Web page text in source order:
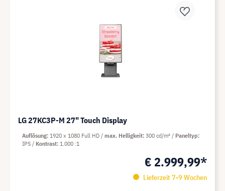
LG 27KC3P-M 27" Touch Display
€ 2.999,99*
Lieferzeit 7-9 Wochen
Auflösung 1920 x 1080 Full HD max. Helligkeit 300 cd/m²
Paneltyp
IPS
Kontrast 1.000 :1